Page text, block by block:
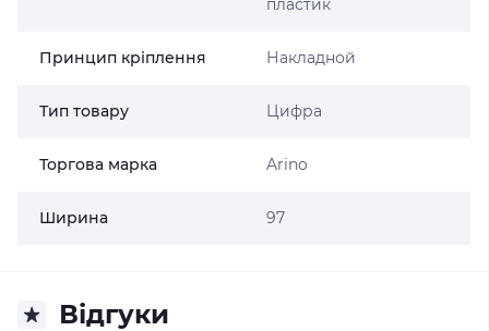
пластик
Принцип кріплення Накладной
Тип товару Цифра
Торгова марка Arino
Ширина 97
Відгуки